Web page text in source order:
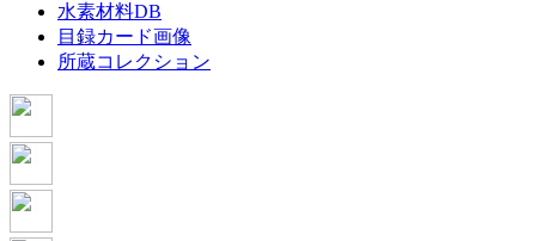
水素材料DB
目録カード画像
所蔵コレクション